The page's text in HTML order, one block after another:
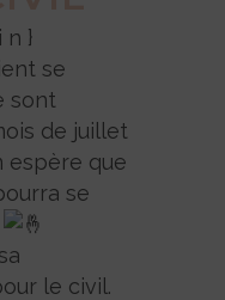
n }
se
sont
de juillet
espère que
se
le civil.